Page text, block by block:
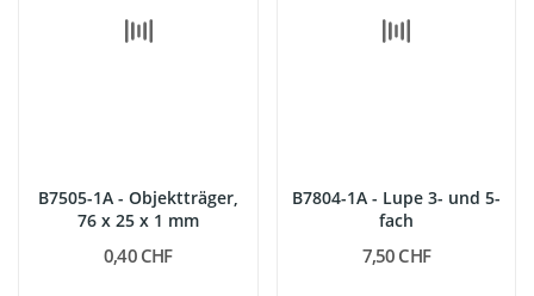
B7505-1A - Objektträger,
76 x 25 x 1 mm
0,40 CHF
B7804-1A - Lupe 3- und 5-
fach
7,50 CHF